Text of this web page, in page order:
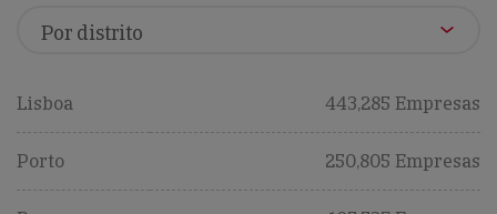
Lisboa 443,285 Empresas
Porto 250,805 Empresas